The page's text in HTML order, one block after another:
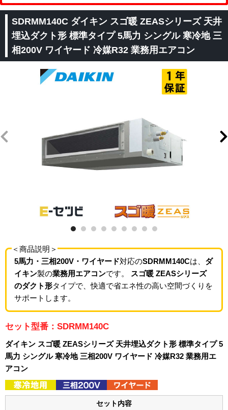
SDRMM140C ダイキン スゴ暖 ZEASシリーズ 天井
埋込ダクト形 標準タイプ 5馬力 シングル 寒冷地 三
相200V ワイヤード 冷媒R32 業務用エアコン
＜商品説明＞
5馬力・三相200V・ワイヤード対応のSDRMM140Cは、 ダ
イキン製の業務用エアコンです。
スゴ暖 ZEASシリーズ
のダクト形タイプで、快適で省エネ性の高い空間づくりを
サポートします。
セット型番：SDRMM140C
ダイキン スゴ暖 ZEASシリーズ 天井埋込ダクト形 標準タイプ 5
馬力 シングル 寒冷地 三相200V ワイヤード 冷媒R32 業務用エ
アコン
セット内容